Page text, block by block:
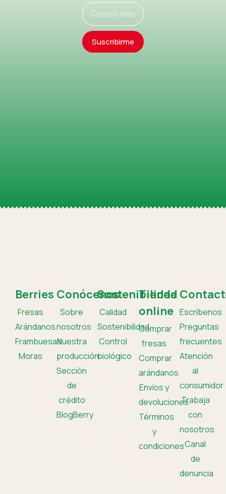
Suscribirme
Berries
Fresas
Arándanos
Frambuesas
Moras
Conócenos
Sobre
nosotros
Nuestra
producción
Sección
de
crédito
BlogBerry
Sostenibilidad
Calidad
Sostenibilidad
Control
biológico
Tienda
online
Comprar
fresas
Comprar
arándanos
Envíos y
devoluciones
Términos
y
condiciones
Escríbenos
Preguntas
frecuentes
Atención
al
consumidor
Trabaja
con
nosotros
Canal
de
denuncia